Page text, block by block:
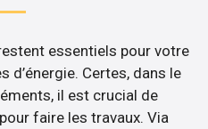
essentiels pour votre
Certes, dans le
il est crucial de
faire les travaux. Via